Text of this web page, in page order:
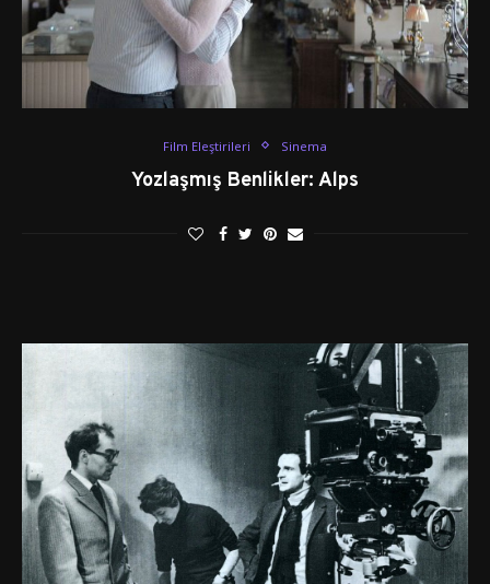
Film Eleştirileri Sinema
Yozlaşmış Benlikler: Alps